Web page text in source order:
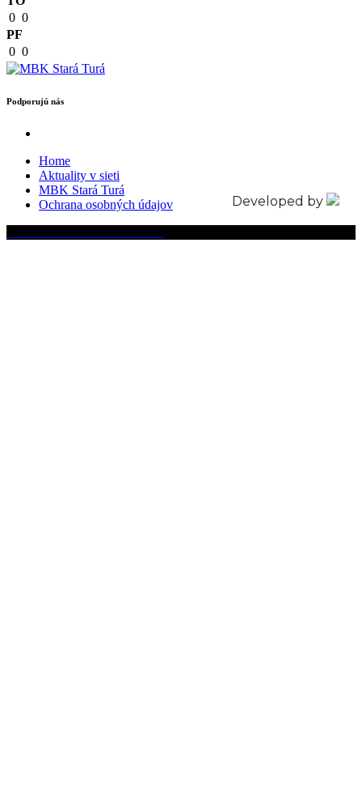
0 0
PF
0 0
Podporujú nás
Home
Aktuality v sieti
MBK Stará Turá
Ochrana osobných údajov
Developed by